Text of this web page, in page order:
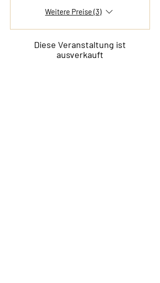
Weitere Preise (3)
Diese Veranstaltung ist
ausverkauft